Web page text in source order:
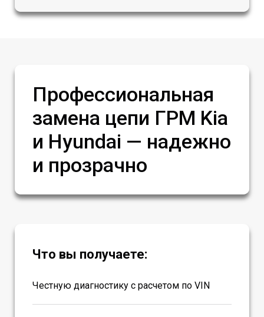
Профессиональная
замена цепи ГРМ Kia
и Hyundai — надежно
и прозрачно
Что вы получаете:
Честную диагностику с расчетом по VIN